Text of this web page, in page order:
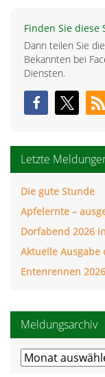
Finden Sie
Dann teilen Sie
Bekannten bei
Diensten.
Letzte
Die gute Stunde
Apfelernte –
Dorfabend 2026
Aktuelle Ausgabe
Entenrennen 2026
Meldungsarchiv
Meldungsarchiv